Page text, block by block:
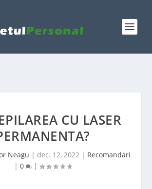
CU LASER
Neagu | dec. 12, 2022 | Recomandari
| 0 |